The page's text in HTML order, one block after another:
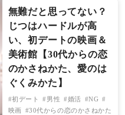
無難だと思ってない？
じつはハードルが高
い、初デートの映画＆
美術館【30代からの恋
のかさねかた、愛のは
ぐくみかた】
初デート 男性 婚活
NG
映画
30代からの恋のかさねかた